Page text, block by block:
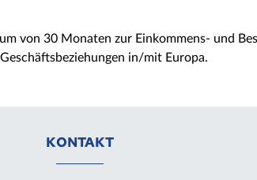
von 30 Monaten zur Einkommens- und
in/mit Europa.
KONTAKT